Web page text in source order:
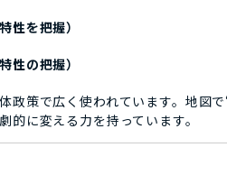
性を把握）
性の把握）
政策で広く使われています。地図
的に変える力を持っています。